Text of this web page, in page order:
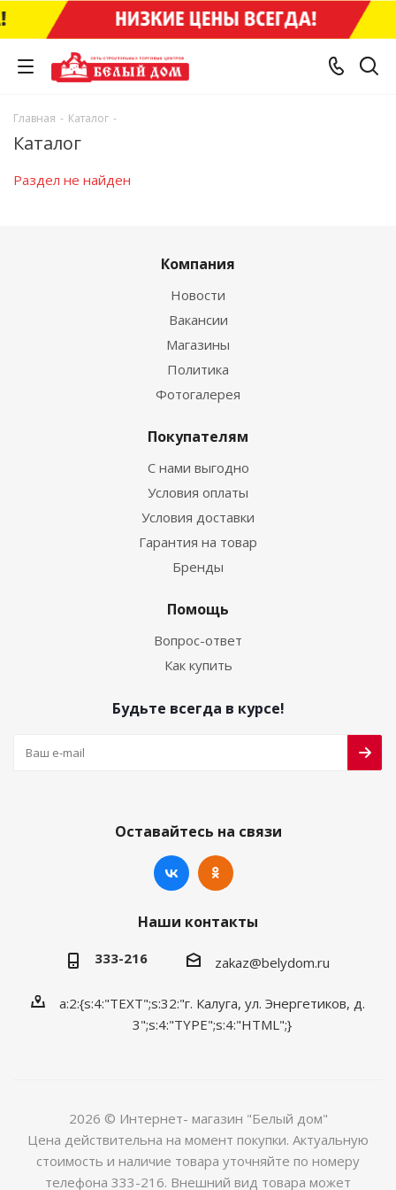
Главная - Каталог -
Каталог
Раздел не найден
Компания
Новости
Вакансии
Магазины
Политика
Фотогалерея
Покупателям
С нами выгодно
Условия оплаты
Условия доставки
Гарантия на товар
Бренды
Помощь
Вопрос-ответ
Как купить
Будьте всегда в курсе!
Оставайтесь на связи
Наши контакты
333-216 zakaz@belydom.ru
a:2:{s:4:"TEXT";s:32:"г. Калуга, ул. Энергетиков, д.
3";s:4:"TYPE";s:4:"HTML";}
2026 © Интернет- магазин "Белый дом"
Цена действительна на момент покупки. Актуальную
стоимость и наличие товара уточняйте по номеру
телефона 333-216. Внешний вид товара может